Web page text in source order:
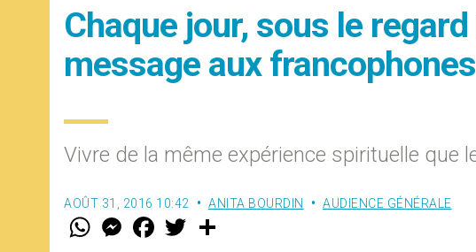
Chaque jour, sous le
message aux francophones
Vivre de la même expérience spirituelle que
AOÛT 31, 2016 10:42 ANITA BOURDIN AUDIENCE GÉNÉRALE
W M
e
F
a w